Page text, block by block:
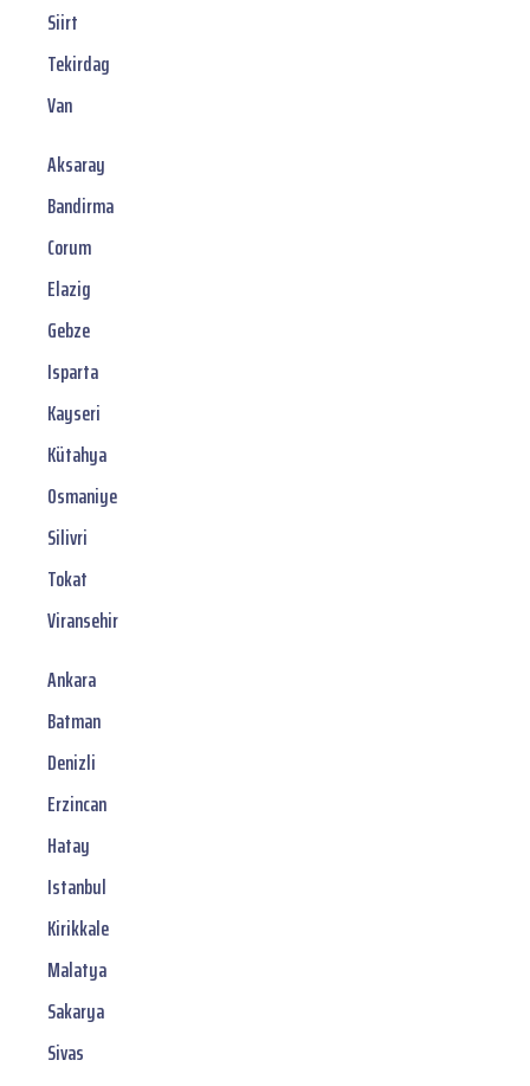
Siirt
Tekirdag
Van
Aksaray
Bandirma
Corum
Elazig
Gebze
Isparta
Kayseri
Kütahya
Osmaniye
Silivri
Tokat
Viransehir
Ankara
Batman
Denizli
Erzincan
Hatay
Istanbul
Kirikkale
Malatya
Sakarya
Sivas